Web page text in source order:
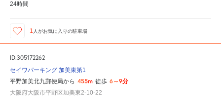
24時間
1 人がお気に入りの駐車場
ID:305172262
セイワパーキング 加美東第1
平野加美北九郵便局から 455m 徒歩 6～9分
大阪府大阪市平野区加美東2-10-22